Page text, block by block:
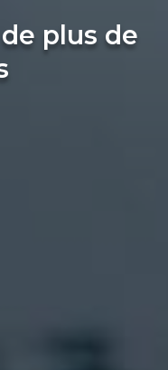
plus de